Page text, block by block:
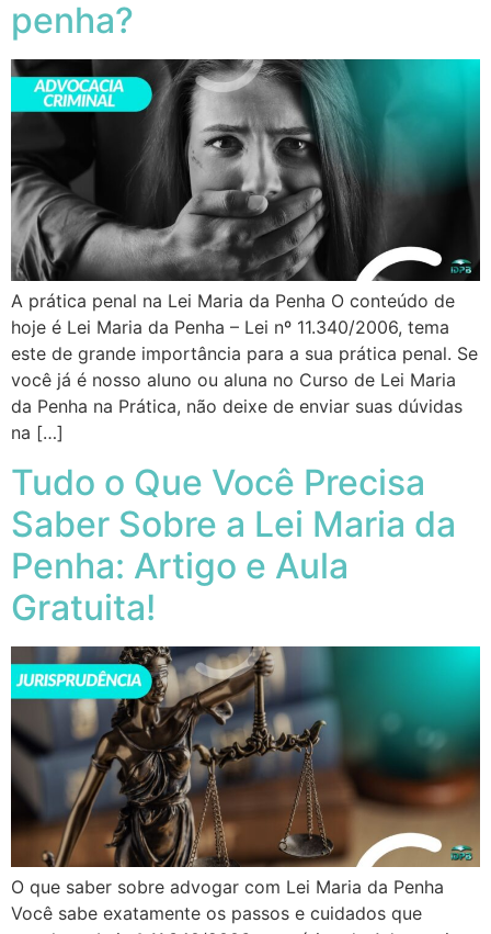
penha?
A prática penal na Lei Maria da Penha O conteúdo de
hoje é Lei Maria da Penha – Lei nº 11.340/2006, tema
este de grande importância para a sua prática penal. Se
você já é nosso aluno ou aluna no Curso de Lei Maria
da Penha na Prática, não deixe de enviar suas dúvidas
na […]
Tudo o Que Você Precisa
Saber Sobre a Lei Maria da
Penha: Artigo e Aula
Gratuita!
O que saber sobre advogar com Lei Maria da Penha
Você sabe exatamente os passos e cuidados que